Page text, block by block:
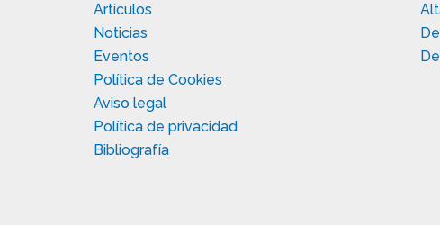
Artículos
Noticias
Eventos
Política de Cookies
Aviso legal
Política de privacidad
Bibliografía